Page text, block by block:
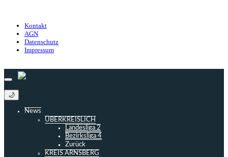
Kontakt
AGN
Datenschutz
Impressum
🌙
News
ÜBERKREISLICH
Landesliga 2
Bezirksliga 4
Zurück
KREIS ARNSBERG